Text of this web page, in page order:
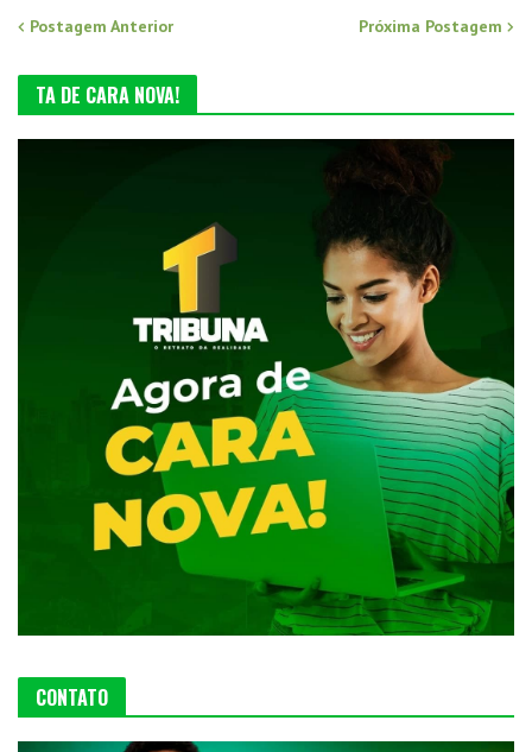
Postagem Anterior Próxima Postagem
TA DE CARA NOVA!
CONTATO